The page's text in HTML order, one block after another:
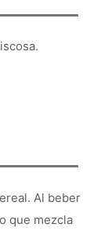
Al beber
que mezcla